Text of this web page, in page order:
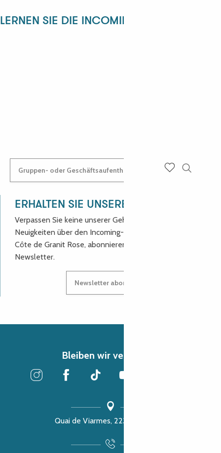
LERNEN SIE DIE INCOMING-ABTEILUNG
Gruppen- oder Geschäftsaufenthalt: Kontaktieren Sie uns!
ERHALTEN SIE UNSERE NEUIGKEITEN!
Verpassen Sie keine unserer Geheimtipps und
Neuigkeiten über den Incoming-Service des Reiseziels
Côte de Granit Rose, abonnieren Sie unseren
Newsletter.
Newsletter abonnieren
Bleiben wir verbunden
Quai de Viarmes, 22300 Lannion